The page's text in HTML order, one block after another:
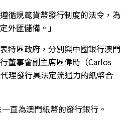
循規範貨幣發行制度的法令，為
外匯儲備。」
特區政府，分別與中國銀行澳門
董事會副主席區偉時（Carlos
理發行具法定流通力的紙幣合
直為澳門紙幣的發行銀行。